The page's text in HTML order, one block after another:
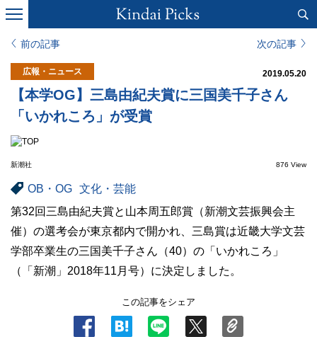
前の記事 次の記事
広報・ニュース 2019.05.20
【本学OG】三島由紀夫賞に三国美千子さん
「いかれころ」が受賞
新潮社 876 View
OB・OG 文化・芸能
第32回三島由紀夫賞と山本周五郎賞（新潮文芸振興会主
催）の選考会が東京都内で開かれ、三島賞は近畿大学文芸
学部卒業生の三国美千子さん（40）の「いかれころ」
（「新潮」2018年11月号）に決定しました。
この記事をシェア